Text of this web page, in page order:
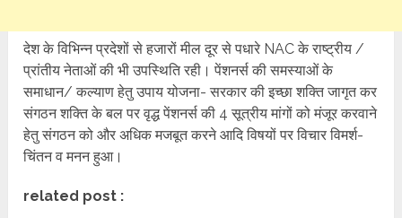
देश के विभिन्न प्रदेशों से हजारों मील दूर से पधारे NAC के राष्ट्रीय /
प्रांतीय नेताओं की भी उपस्थिति रही। पेंशनर्स की समस्याओं के
समाधान/ कल्याण हेतु उपाय योजना- सरकार की इच्छा शक्ति जागृत कर
संगठन शक्ति के बल पर वृद्ध पेंशनर्स की 4 सूत्रीय मांगों को मंजूर करवाने
हेतु संगठन को और अधिक मजबूत करने आदि विषयों पर विचार विमर्श-
चिंतन व मनन हुआ।
related post :